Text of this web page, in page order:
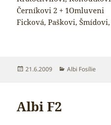
Černíkovi 2 + 1Omluveni
Ficková, Paškovi,
Publikováno:
21.6.2009 Rubriky:
Albi Fosílie
Albi F2